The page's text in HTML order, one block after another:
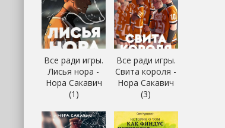
Все ради игры.
Лисья нора -
Нора Сакавич
(1)
Все ради игры.
Свита короля -
Нора Сакавич
(3)